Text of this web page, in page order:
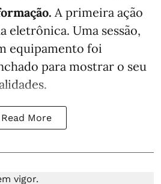
A primeira ação
eletrônica. Uma sessão,
equipamento foi
para mostrar o seu
Read More